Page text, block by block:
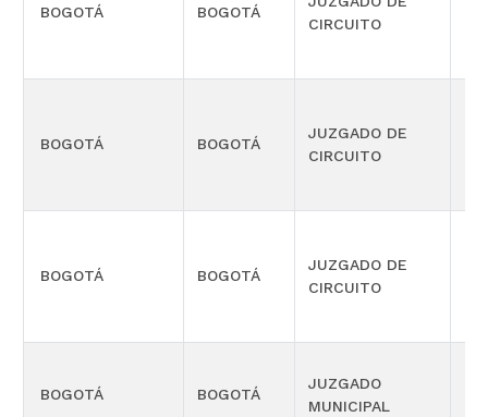
BOGOTÁ BOGOTÁ
CIRCUITO
BOGOTÁ BOGOTÁ
JUZGADO DE
CIRCUITO
BOGOTÁ BOGOTÁ
JUZGADO DE
CIRCUITO
BOGOTÁ BOGOTÁ
JUZGADO
MUNICIPAL